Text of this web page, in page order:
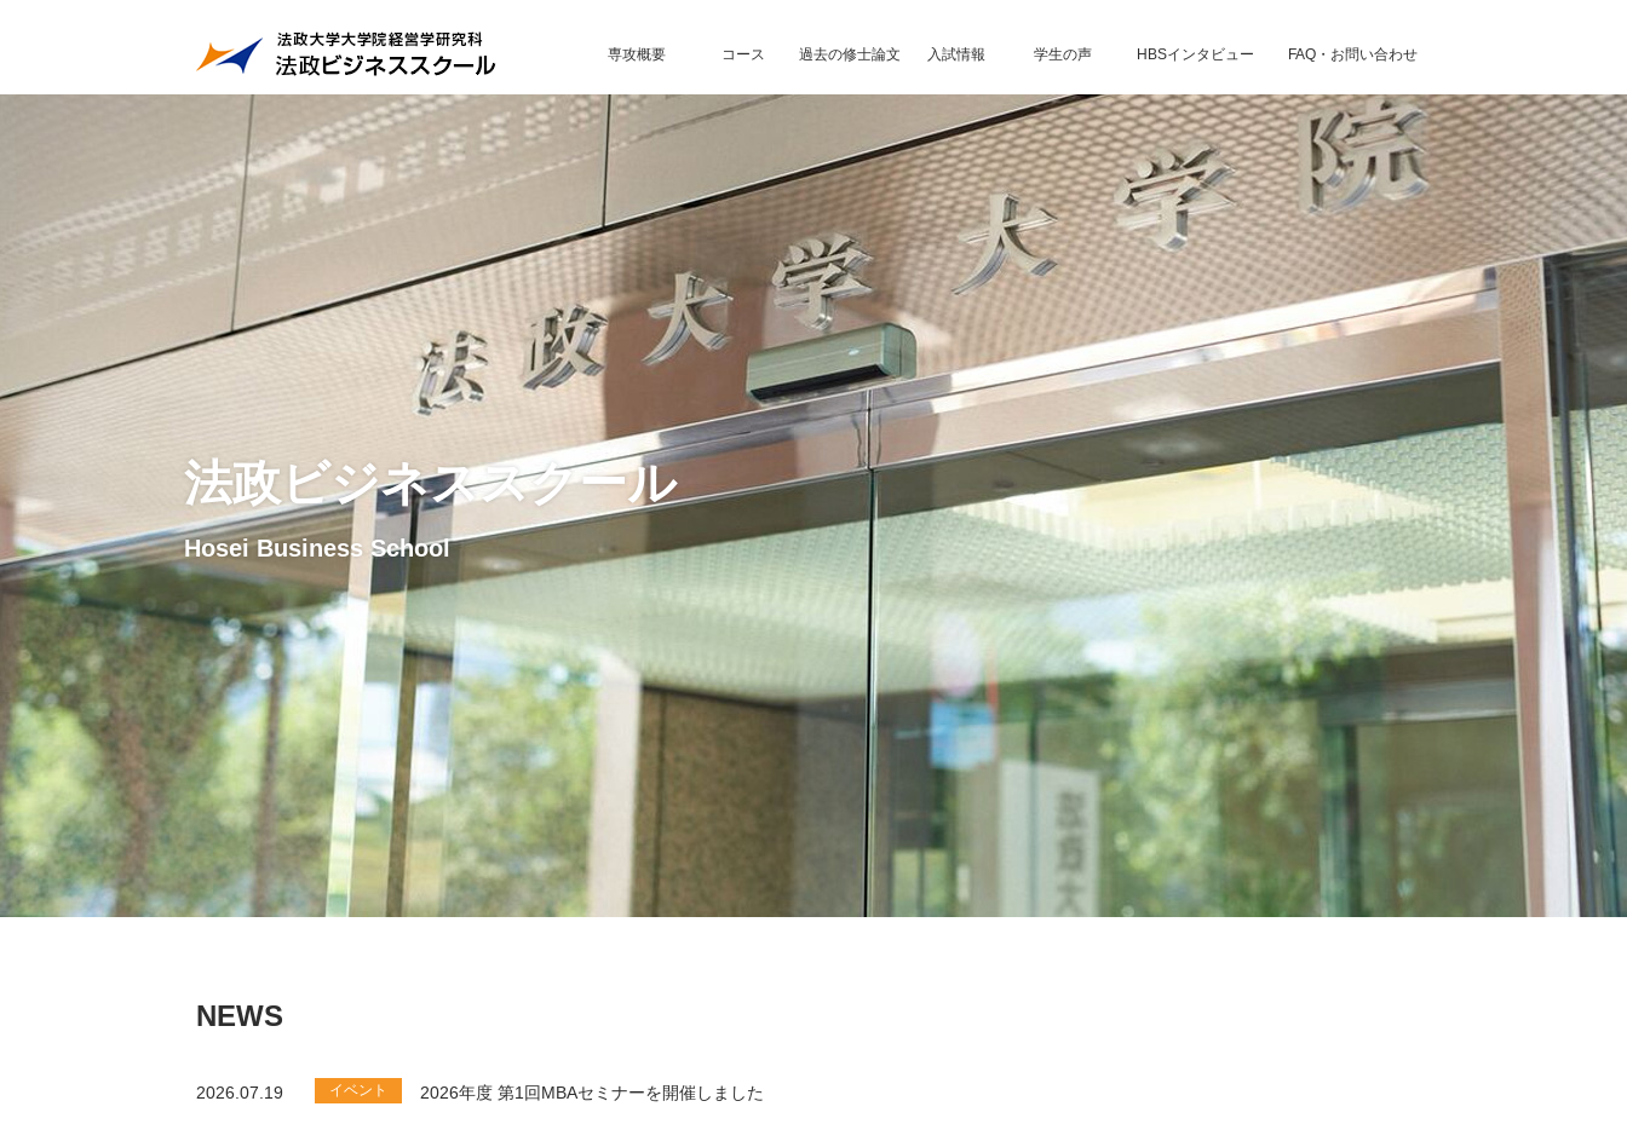
専攻概要 コース 過去の修士論文 入試情報 学生の声 HBSインタビュー FAQ・お問い合わせ
法政ビジネススクール
Hosei Business School
NEWS
2026.07.19 イベント 2026年度 第1回MBAセミナーを開催しました